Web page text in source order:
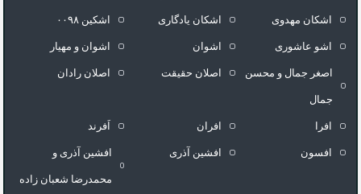
اشکان مهدوی اشکان یادگاری اشکین ۰۰۹۸
اشو عاشوری اشوان اشوان و مهیار
اصغر جمال و محسن
جمال
اصلان حقیقت اصلان رادان
افرا افران اَفرند
افسون افشین آذری افشین آذری و
محمدرضا شعبان زاده